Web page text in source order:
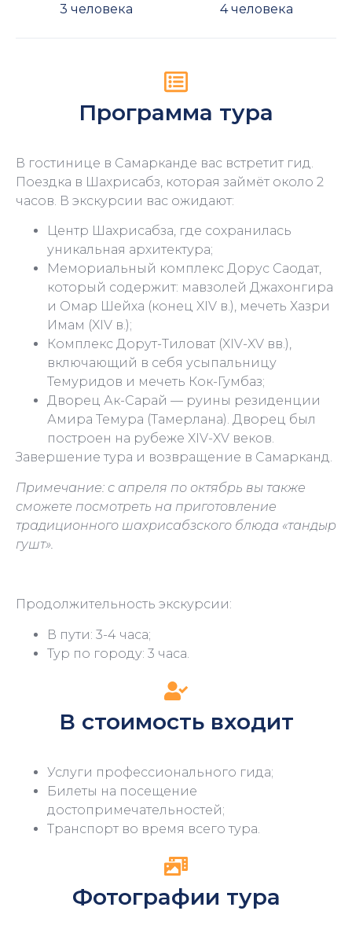
3 человека 4 человека
Программа тура
В гостинице в Самарканде вас встретит гид.
Поездка в Шахрисабз, которая займёт около 2
часов. В экскурсии вас ожидают:
Центр Шахрисабза, где сохранилась
уникальная архитектура;
Мемориальный комплекс Дорус Саодат,
который содержит: мавзолей Джахонгира
и Омар Шейха (конец XIV в.), мечеть Хазри
Имам (XIV в.);
Комплекс Дорут-Тиловат (XIV-XV вв.),
включающий в себя усыпальницу
Темуридов и мечеть Кок-Гумбаз;
Дворец Ак-Сарай — руины резиденции
Амира Темура (Тамерлана). Дворец был
построен на рубеже XIV-XV веков.
Завершение тура и возвращение в Самарканд.
Примечание: с апреля по октябрь вы также
сможете посмотреть на приготовление
традиционного шахрисабзского блюда «тандыр
гушт».
Продолжительность экскурсии:
В пути: 3-4 часа;
Тур по городу: 3 часа.
В стоимость входит
Услуги профессионального гида;
Билеты на посещение
достопримечательностей;
Транспорт во время всего тура.
Фотографии тура